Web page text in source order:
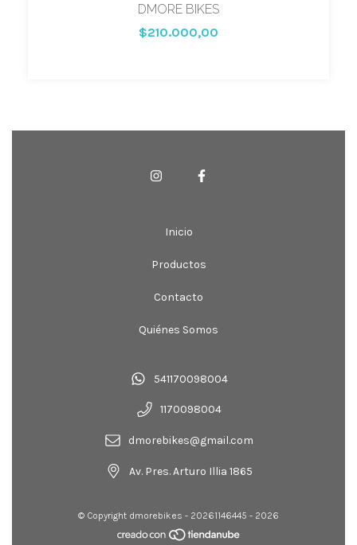
DMORE BIKES
$210.000,00
Inicio
Productos
Contacto
Quiénes Somos
541170098004
1170098004
dmorebikes@gmail.com
Av. Pres. Arturo Illia 1865
© Copyright dmorebikes - 20261146445 - 2026